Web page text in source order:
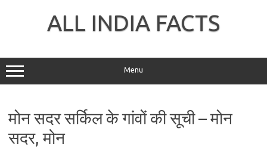
ALL INDIA FACTS
Menu
मोन सदर सर्किल के गांवों की सूची – मोन
सदर, मोन